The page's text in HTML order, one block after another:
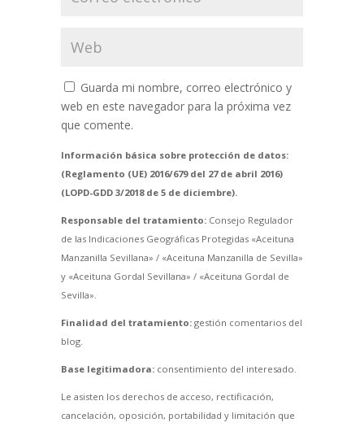
Guarda mi nombre, correo electrónico y
web en este navegador para la próxima vez
que comente.
Información básica sobre protección de datos:
(Reglamento (UE) 2016/679 del 27 de abril 2016)
(LOPD-GDD 3/2018 de 5 de diciembre).
Responsable del tratamiento:Consejo Regulador
de las Indicaciones Geográficas Protegidas «Aceituna
Manzanilla Sevillana» / «Aceituna Manzanilla de Sevilla»
y «Aceituna Gordal Sevillana» / «Aceituna Gordal de
Sevilla».
Finalidad del tratamiento:gestión comentarios del
blog.
Base legitimadora:consentimiento del interesado.
Le asisten los derechos de acceso, rectificación,
cancelación, oposición, portabilidad y limitación que